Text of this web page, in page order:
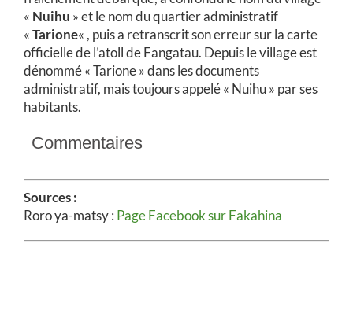
« Nuihu » et le nom du quartier administratif
«Tarione« , puis a retranscrit son erreur sur la carte
officielle de l’atoll de Fangatau. Depuis le village est
dénommé « Tarione » dans les documents
administratif, mais toujours appelé « Nuihu » par ses
habitants.
Commentaires
Sources :
Roro ya-matsy : Page Facebook sur Fakahina